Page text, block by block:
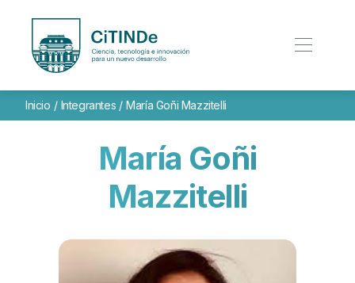
Inicio / Integrantes /María Goñi Mazzitelli
María Goñi
Mazzitelli